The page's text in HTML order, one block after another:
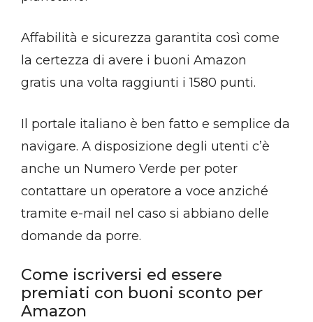
Affabilità e sicurezza garantita così come
la certezza di avere i buoni Amazon
gratis una volta raggiunti i 1580 punti.
Il portale italiano è ben fatto e semplice da
navigare. A disposizione degli utenti c’è
anche un Numero Verde per poter
contattare un operatore a voce anziché
tramite e-mail nel caso si abbiano delle
domande da porre.
Come iscriversi ed essere
premiati con buoni sconto per
Amazon